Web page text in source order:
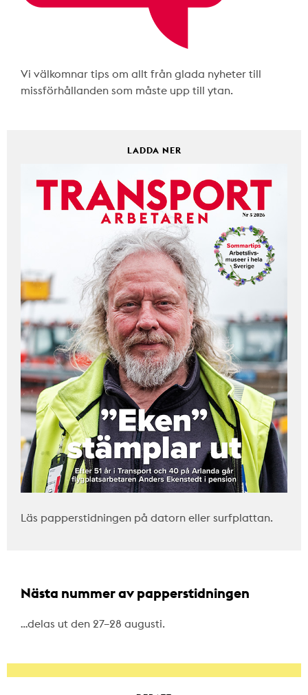
Vi välkomnar tips om allt från glada nyheter till
missförhållanden som måste upp till ytan.
LADDA NER
Läs papperstidningen på datorn eller surfplattan.
Nästa nummer av papperstidningen
…delas ut den 27–28 augusti.